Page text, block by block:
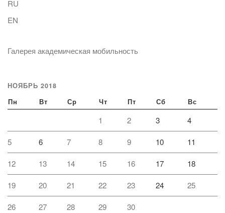
RU
EN
Галерея академическая мобильность
НОЯБРЬ 2018
Пн Вт Ср Чт Пт Сб Вс
1 2 3 4
5 6 7 8 9 10 11
12 13 14 15 16 17 18
19 20 21 22 23 24 25
26 27 28 29
30